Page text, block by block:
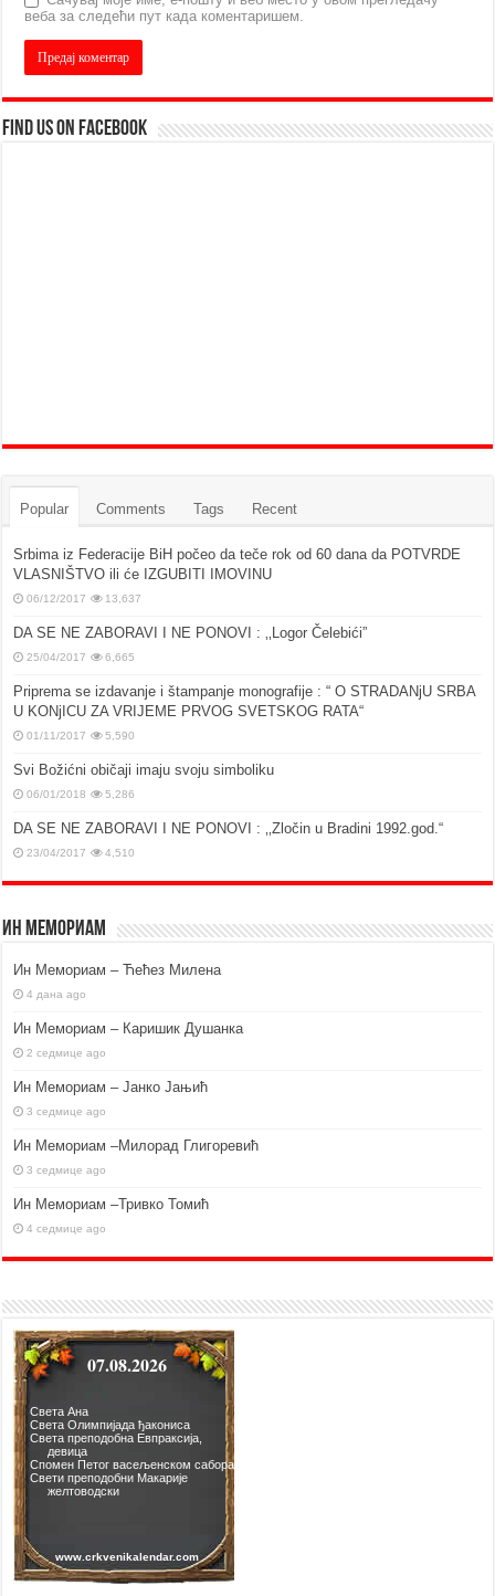
веба за следећи пут када коментаришем.
Find us on Facebook
Popular Comments Tags Recent
Srbima iz Federacije BiH počeo da teče rok od 60 dana da POTVRDE
VLASNIŠTVO ili će IZGUBITI IMOVINU
06/12/2017 13,637
DA SE NE ZABORAVI I NE PONOVI : ‚‚Logor Čelebići”
25/04/2017 6,665
Priprema se izdavanje i štampanje monografije : “ O STRADANjU SRBA
U KONjICU ZA VRIJEME PRVOG SVETSKOG RATA“
01/11/2017 5,590
Svi Božićni običaji imaju svoju simboliku
06/01/2018 5,286
DA SE NE ZABORAVI I NE PONOVI : ‚‚Zločin u Bradini 1992.god.“
23/04/2017 4,510
Ин Мемориам
Ин Мемориам – Ћећез Милена
4 дана ago
Ин Мемориам – Каришик Душанка
2 седмице ago
Ин Мемориам – Јанко Јањић
3 седмице ago
Ин Мемориам –Милорад Глигоревић
3 седмице ago
Ин Мемориам –Тривко Томић
4 седмице ago